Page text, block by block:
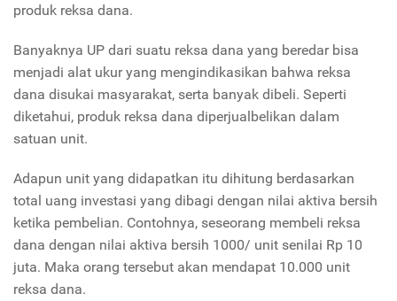
produk reksa dana.
Banyaknya UP dari suatu reksa dana yang beredar bisa
menjadi alat ukur yang mengindikasikan bahwa reksa
dana disukai masyarakat, serta banyak dibeli. Seperti
diketahui, produk reksa dana diperjualbelikan dalam
satuan unit.
Adapun unit yang didapatkan itu dihitung berdasarkan
total uang investasi yang dibagi dengan nilai aktiva bersih
ketika pembelian. Contohnya, seseorang membeli reksa
dana dengan nilai aktiva bersih 1000/ unit senilai Rp 10
juta. Maka orang tersebut akan mendapat 10.000 unit
reksa dana.